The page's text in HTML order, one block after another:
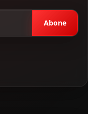
Abone